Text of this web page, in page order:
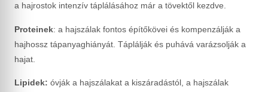
a hajrostok intenzív táplálásához már a tövektől kezdve.
Proteinek: a hajszálak fontos építőkövei és kompenzálják a
hajhossz tápanyaghiányát. Táplálják és puhává varázsolják a
hajat.
Lipidek: óvják a hajszálakat a kiszáradástól, a hajszálak